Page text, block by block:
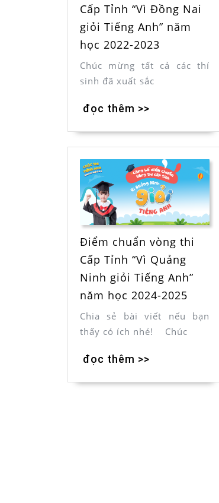
Cấp Tỉnh “Vì Đồng Nai
giỏi Tiếng Anh” năm
học 2022-2023
Chúc mừng tất cả các thí
sinh đã xuất sắc
đọc thêm >>
Điểm chuẩn vòng thi
Cấp Tỉnh “Vì Quảng
Ninh giỏi Tiếng Anh”
năm học 2024-2025
Chia sẻ bài viết nếu bạn
thấy có ích nhé! Chúc
đọc thêm >>